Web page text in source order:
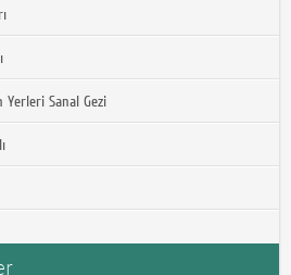
Yerleri Sanal Gezi